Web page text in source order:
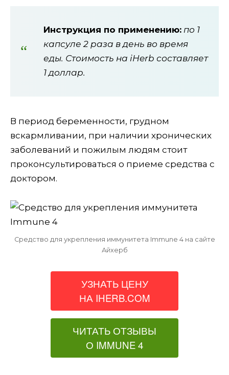
Инструкция по применению: по 1
капсуле 2 раза в день во время
еды. Стоимость на iHerb составляет
1 доллар.
В период беременности, грудном
вскармливании, при наличии хронических
заболеваний и пожилым людям стоит
проконсультироваться о приеме средства с
доктором.
Средство для укрепления иммунитета Immune 4 на сайте
Айхерб
УЗНАТЬ ЦЕНУ
НА IHERB.COM
ЧИТАТЬ ОТЗЫВЫ
О IMMUNE 4